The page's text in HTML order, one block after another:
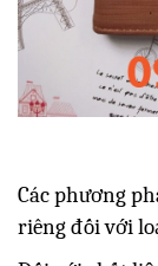
Các phương
riêng đối với